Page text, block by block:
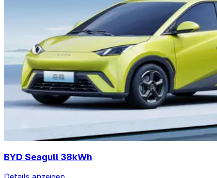
BYD Seagull 38kWh